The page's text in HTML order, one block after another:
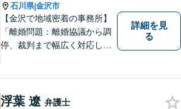
石川県|金沢市
【金沢で地域密着の事務所】
「離婚問題：離婚協議から調
停、裁判まで幅広く対応し、
弁護士が介入することで賠償
詳細を見
る
浮葉 遼 弁護士